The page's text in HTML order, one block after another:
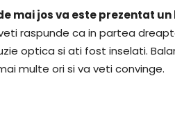
mai jos va este prezentat
raspunde ca in partea
optica si ati fost inselati.
multe ori si va veti convinge.